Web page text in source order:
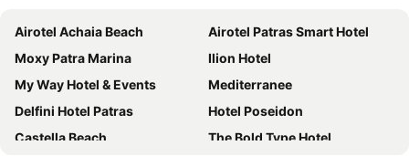
Airotel Achaia Beach
Airotel Patras Smart Hotel
Moxy Patra Marina
Ilion Hotel
My Way Hotel & Events
Mediterranee
Delfini Hotel Patras
Hotel Poseidon
Castella Beach
The Bold Type Hotel